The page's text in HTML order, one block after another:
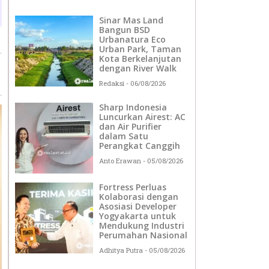
Sinar Mas Land
Bangun BSD
Urbanatura Eco
Urban Park, Taman
Kota Berkelanjutan
dengan River Walk
Redaksi 06/08/2026
Sharp Indonesia
Luncurkan Airest: AC
dan Air Purifier
dalam Satu
Perangkat Canggih
Anto Erawan 05/08/2026
Fortress Perluas
Kolaborasi dengan
Asosiasi Developer
Yogyakarta untuk
Mendukung Industri
Perumahan Nasional
Adhitya Putra 05/08/2026